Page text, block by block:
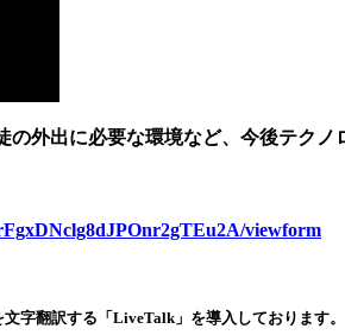
外出に必要な環境など、今後テク
viewform
字翻訳する「LiveTalk」を導入しております。